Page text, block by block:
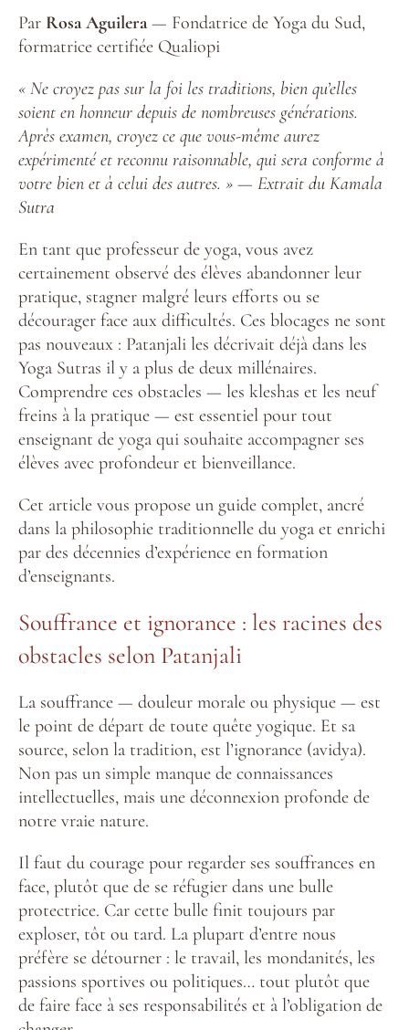
Par Rosa Aguilera— Fondatrice de Yoga du Sud,
formatrice certifiée Qualiopi
« Ne croyez pas sur la foi les traditions, bien qu’elles
soient en honneur depuis de nombreuses générations.
Après examen, croyez ce que vous-même aurez
expérimenté et reconnu raisonnable, qui sera conforme à
votre bien et à celui des autres. » — Extrait du Kamala
Sutra
En tant que professeur de yoga, vous avez
certainement observé des élèves abandonner leur
pratique, stagner malgré leurs efforts ou se
décourager face aux difficultés. Ces blocages ne sont
pas nouveaux : Patanjali les décrivait déjà dans les
Yoga Sutras il y a plus de deux millénaires.
Comprendre ces obstacles — les kleshas et les neuf
freins à la pratique — est essentiel pour tout
enseignant de yoga qui souhaite accompagner ses
élèves avec profondeur et bienveillance.
Cet article vous propose un guide complet, ancré
dans la philosophie traditionnelle du yoga et enrichi
par des décennies d’expérience en formation
d’enseignants.
Souffrance et ignorance : les racines des
obstacles selon Patanjali
La souffrance — douleur morale ou physique — est
le point de départ de toute quête yogique. Et sa
source, selon la tradition, est l’ignorance (avidya).
Non pas un simple manque de connaissances
intellectuelles, mais une déconnexion profonde de
notre vraie nature.
Il faut du courage pour regarder ses souffrances en
face, plutôt que de se réfugier dans une bulle
protectrice. Car cette bulle finit toujours par
exploser, tôt ou tard. La plupart d’entre nous
préfère se détourner : le travail, les mondanités, les
passions sportives ou politiques… tout plutôt que
de faire face à ses responsabilités et à l’obligation de